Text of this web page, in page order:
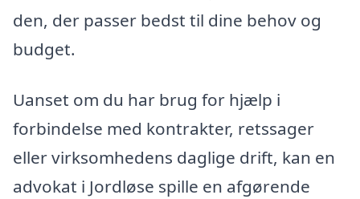
den, der passer bedst til dine behov og
budget.
Uanset om du har brug for hjælp i
forbindelse med kontrakter, retssager
eller virksomhedens daglige drift, kan en
advokat i Jordløse spille en afgørende